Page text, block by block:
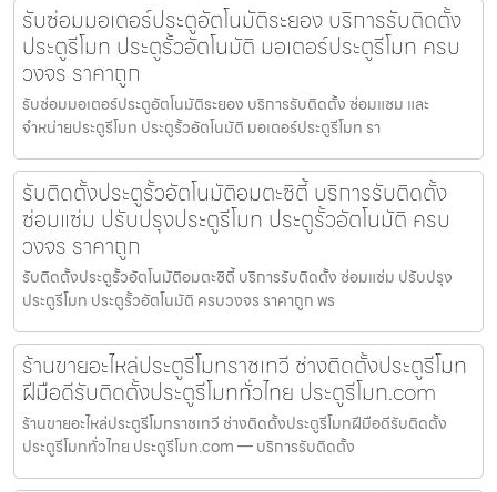
รับซ่อมมอเตอร์ประตูอัตโนมัติระยอง บริการรับติดตั้ง
ประตูรีโมท ประตูรั้วอัตโนมัติ มอเตอร์ประตูรีโมท ครบ
วงจร ราคาถูก
รับซ่อมมอเตอร์ประตูอัตโนมัติระยอง บริการรับติดตั้ง ซ่อมแซม และ
จำหน่ายประตูรีโมท ประตูรั้วอัตโนมัติ มอเตอร์ประตูรีโมท รา
รับติดตั้งประตูรั้วอัตโนมัติอมตะซิตี้ บริการรับติดตั้ง
ซ่อมแซ่ม ปรับปรุงประตูรีโมท ประตูรั้วอัตโนมัติ ครบ
วงจร ราคาถูก
รับติดตั้งประตูรั้วอัตโนมัติอมตะซิตี้ บริการรับติดตั้ง ซ่อมแซ่ม ปรับปรุง
ประตูรีโมท ประตูรั้วอัตโนมัติ ครบวงจร ราคาถูก พร
ร้านขายอะไหล่ประตูรีโมทราชเทวี ช่างติดตั้งประตูรีโมท
ฝีมือดีรับติดตั้งประตูรีโมททั่วไทย ประตูรีโมท.com
ร้านขายอะไหล่ประตูรีโมทราชเทวี ช่างติดตั้งประตูรีโมทฝีมือดีรับติดตั้ง
ประตูรีโมททั่วไทย ประตูรีโมท.com — บริการรับติดตั้ง